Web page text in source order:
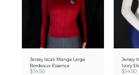
Jersey Iscali Manga Larga
Bordeaux Essence
$1450
Jersey
Ivory
$1450